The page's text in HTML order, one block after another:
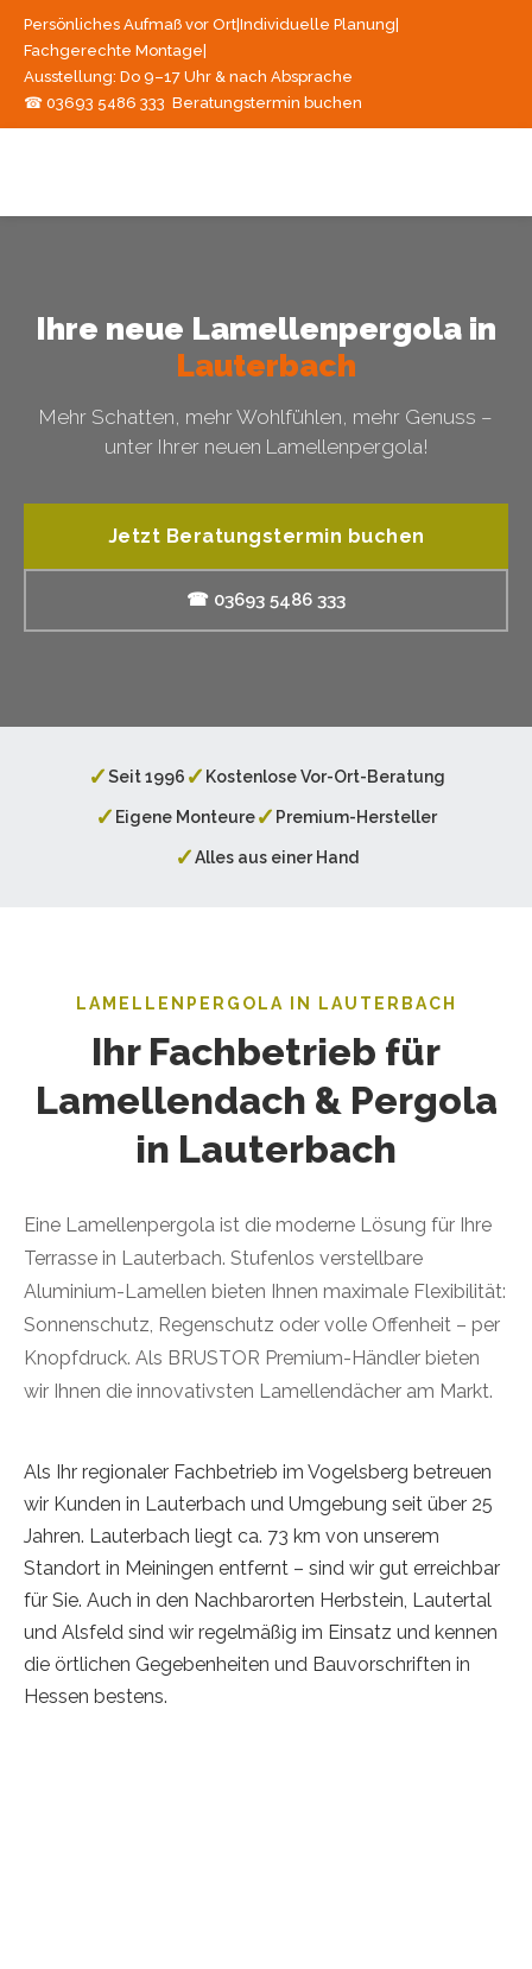
Persönliches Aufmaß vor Ort Individuelle Planung
Fachgerechte Montage
Ausstellung: Do 9–17 Uhr & nach Absprache
☎ 03693 5486 333 Beratungstermin buchen
Ihre neue Lamellenpergola in
Lauterbach
Mehr Schatten, mehr Wohlfühlen, mehr Genuss –
unter Ihrer neuen Lamellenpergola!
Jetzt Beratungstermin buchen
☎ 03693 5486 333
✓Seit 1996 ✓ Kostenlose Vor-Ort-Beratung
✓ Eigene Monteure✓ Premium-Hersteller
✓Alles aus einer Hand
LAMELLENPERGOLA IN LAUTERBACH
Ihr Fachbetrieb für
Lamellendach & Pergola
in Lauterbach
Eine Lamellenpergola ist die moderne Lösung für Ihre
Terrasse in Lauterbach. Stufenlos verstellbare
Aluminium-Lamellen bieten Ihnen maximale Flexibilität:
Sonnenschutz, Regenschutz oder volle Offenheit – per
Knopfdruck. Als BRUSTOR Premium-Händler bieten
wir Ihnen die innovativsten Lamellendächer am Markt.
Als Ihr regionaler Fachbetrieb im Vogelsberg betreuen
wir Kunden in Lauterbach und Umgebung seit über 25
Jahren. Lauterbach liegt ca. 73 km von unserem
Standort in Meiningen entfernt – sind wir gut erreichbar
für Sie. Auch in den Nachbarorten Herbstein, Lautertal
und Alsfeld sind wir regelmäßig im Einsatz und kennen
die örtlichen Gegebenheiten und Bauvorschriften in
Hessen bestens.